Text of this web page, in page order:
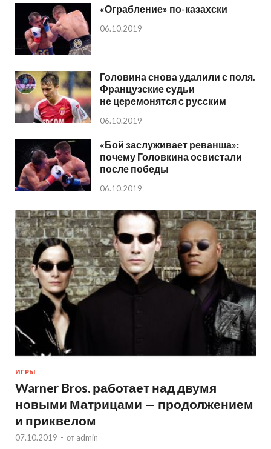
«Ограбление» по-казахски
06.10.2019
Головина снова удалили с поля.
Французские судьи
не церемонятся с русским
06.10.2019
«Бой заслуживает реванша»:
почему Головкина освистали
после победы
06.10.2019
ИГРЫ
Warner Bros. работает над двумя
новыми Матрицами — продолжением
и приквелом
07.10.2019 - от admin